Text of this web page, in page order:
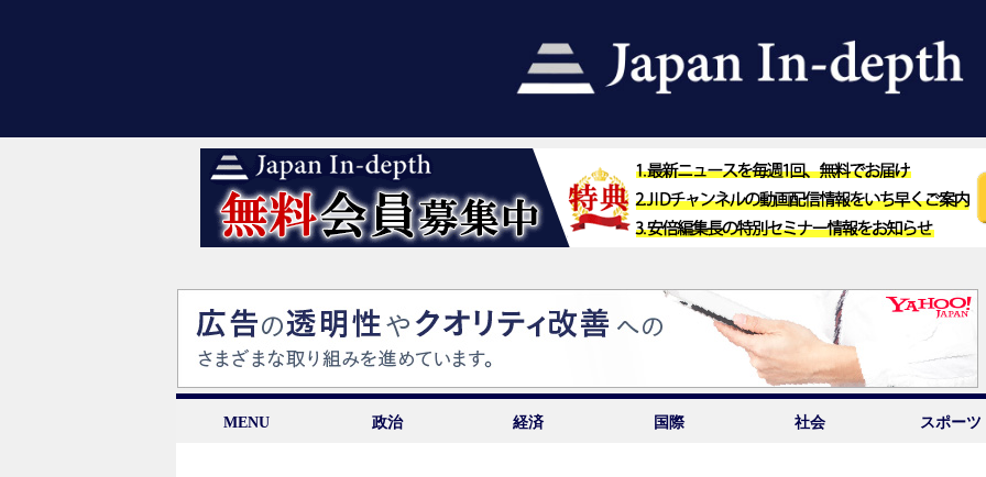
MENU 政治 経済 国際 社会 スポーツ